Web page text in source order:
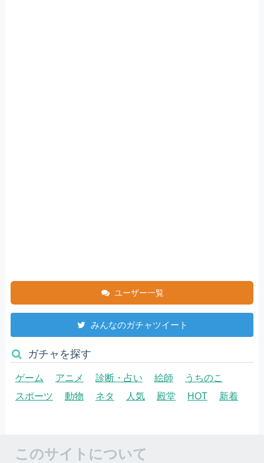
ユーザー一覧
みんなのガチャツイート
ガチャを探す
ゲーム アニメ 診断・占い 絵師
うちのこ
スポーツ
動物 ネタ 人気 殿堂 HOT 新着
このサイトについて